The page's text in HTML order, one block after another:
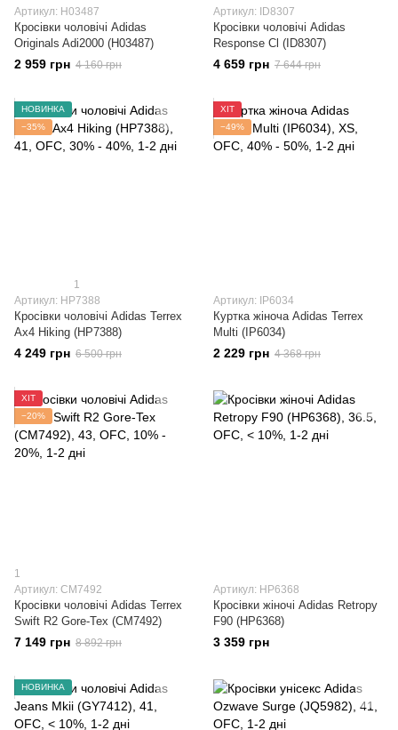
Артикул: H03487
Кросівки чоловічі Adidas
Originals Adi2000 (H03487)
2 959 грн 4 160 грн
Артикул: ID8307
Кросівки чоловічі Adidas
Response Cl (ID8307)
4 659 грн 7 644 грн
НОВИНКА
−35%
1
Артикул: HP7388
Кросівки чоловічі Adidas Terrex
Ax4 Hiking (HP7388)
4 249 грн 6 500 грн
ХІТ
−49%
Артикул: IP6034
Куртка жіноча Adidas Terrex
Multi (IP6034)
2 229 грн 4 368 грн
ХІТ
−20%
1
Артикул: CM7492
Кросівки чоловічі Adidas Terrex
Swift R2 Gore-Tex (CM7492)
7 149 грн 8 892 грн
Артикул: HP6368
Кросівки жіночі Adidas Retropy
F90 (HP6368)
3 359 грн
НОВИНКА